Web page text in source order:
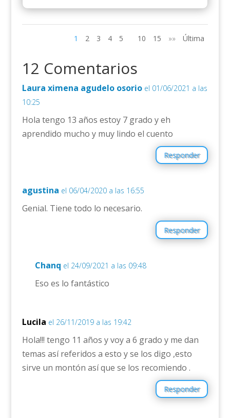
1 2 3 4 5 10 15 »» Última
12 Comentarios
Laura ximena agudelo osorio el 01/06/2021 a las
10:25
Hola tengo 13 años estoy 7 grado y eh
aprendido mucho y muy lindo el cuento
Responder
agustina el 06/04/2020 a las 16:55
Genial. Tiene todo lo necesario.
Responder
Chanq el 24/09/2021 a las 09:48
Eso es lo fantástico
Lucila el 26/11/2019 a las 19:42
Hola!!! tengo 11 años y voy a 6 grado y me dan
temas así referidos a esto y se los digo ,esto
sirve un montón así que se los recomiendo .
Responder